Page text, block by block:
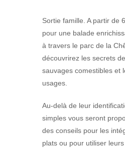
Sortie famille. A partir de
pour une balade
à travers le parc de la
découvrirez les secrets
sauvages comestibles et
usages.
Au-delà de leur
simples vous seront
des conseils pour les
plats ou pour utiliser